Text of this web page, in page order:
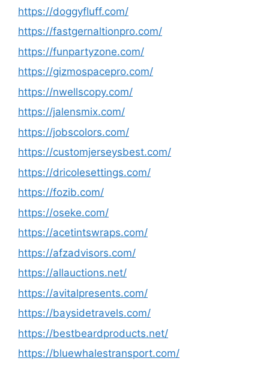
https://doggyfluff.com/
https://fastgernaltionpro.com/
https://funpartyzone.com/
https://gizmospacepro.com/
https://nwellscopy.com/
https://jalensmix.com/
https://jobscolors.com/
https://customjerseysbest.com/
https://dricolesettings.com/
https://fozib.com/
https://oseke.com/
https://acetintswraps.com/
https://afzadvisors.com/
https://allauctions.net/
https://avitalpresents.com/
https://baysidetravels.com/
https://bestbeardproducts.net/
https://bluewhalestransport.com/